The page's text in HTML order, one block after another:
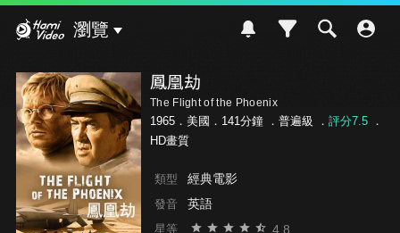
瀏覽
鳳凰劫
The Flight of the Phoenix
1965．美國．141分鐘 ． 普遍級 ． 評分7.5．
HD畫質
類型 經典電影
發音 英語
星等 4.8